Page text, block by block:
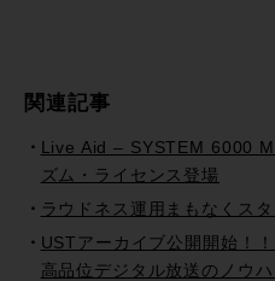
関連記事
Live Aid – SYSTEM 6000
ズム・ライセンス登場
ラウドネス運用まもなくスタ
USTアーカイブ公開開始！
高品位デジタル放送のノウハ